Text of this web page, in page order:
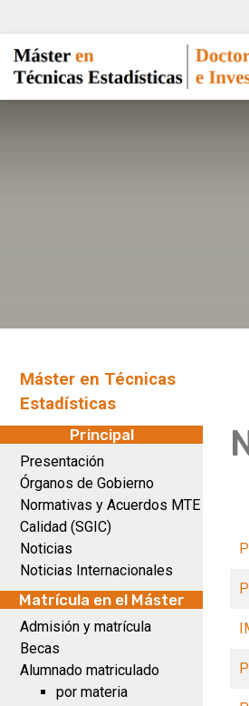
Máster en Técnicas
Estadísticas
Principal
Presentación
Órganos de Gobierno
Normativas y Acuerdos MTE
Calidad (SGIC)
Noticias
Noticias Internacionales
Matrícula en el Máster
Admisión y matrícula
Becas
Alumnado matriculado
por materia